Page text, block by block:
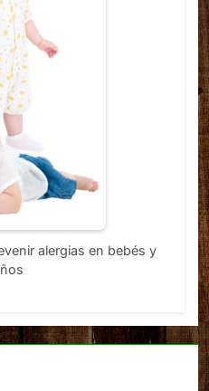
alergias en bebés y